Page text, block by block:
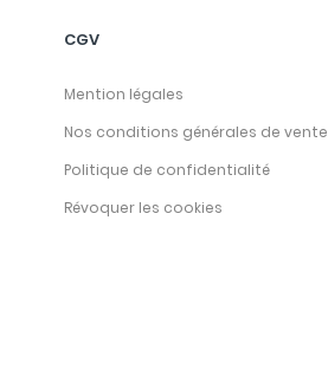
CGV
Mention légales
Nos conditions générales de vente
Politique de confidentialité
Révoquer les cookies